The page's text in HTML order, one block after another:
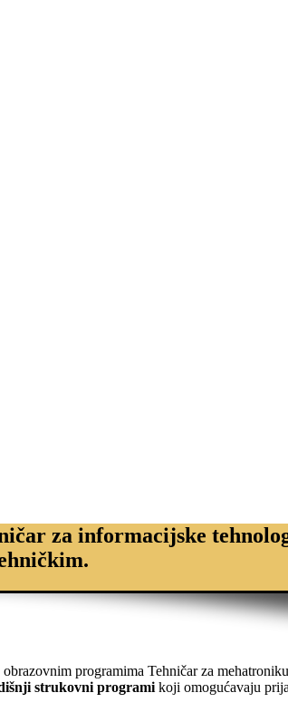
za informacijske
programima Tehničar za
strukovni programi koji omogućavaju